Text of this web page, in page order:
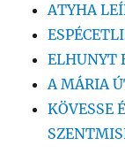
ATYHA
ELHUNYT
A MÁRIA
KÖVESSE